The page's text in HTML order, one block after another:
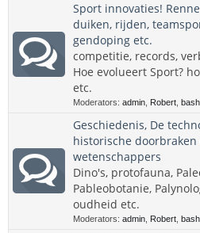
Sport innovaties!
duiken, rijden,
gendoping etc.
competitie, records,
Hoe evolueert Sport?
etc.
Moderators: admin Robert
Geschiedenis, De
historische doorbraken
wetenschappers
Dino's, protofauna,
Pableobotanie,
oudheid etc.
Moderators: admin Robert